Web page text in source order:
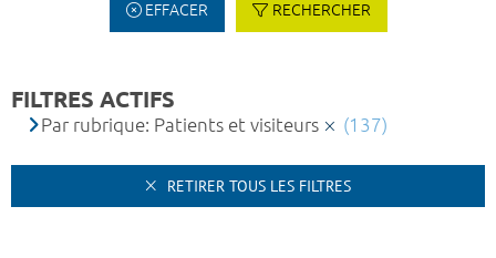
EFFACER RECHERCHER
FILTRES ACTIFS
Par rubrique: Patients et visiteurs (137)
RETIRER TOUS LES FILTRES